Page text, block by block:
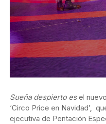
Sueña despierto esel
‘Circo Price en Navidad’,
ejecutiva de Pentación